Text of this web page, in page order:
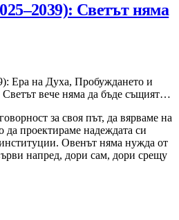
Светът няма
Ера на Духа, Пробуждането и
вече няма да бъде същият…
за своя път, да вярваме на
да проектираме надеждата си
Овенът няма нужда от
напред, дори сам, дори срещу